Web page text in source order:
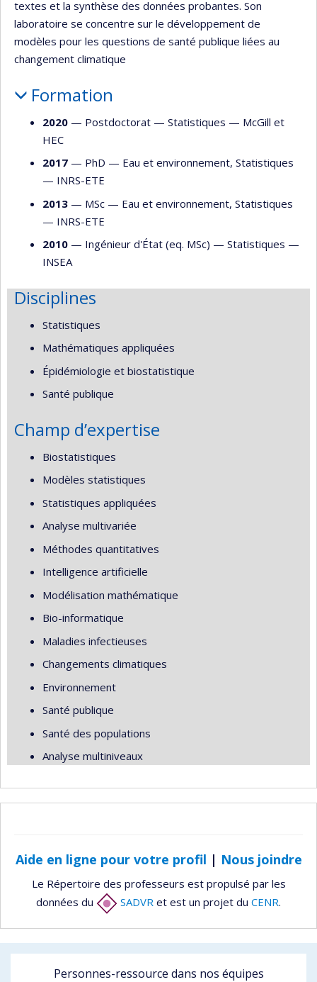
textes et la synthèse des données probantes. Son
laboratoire se concentre sur le développement de
modèles pour les questions de santé publique liées au
changement climatique
Formation
2020 — Postdoctorat — Statistiques — McGill et
HEC
2017 — PhD — Eau et environnement, Statistiques
— INRS-ETE
2013 — MSc — Eau et environnement, Statistiques
— INRS-ETE
2010 — Ingénieur d'État (eq. MSc) — Statistiques —
INSEA
Disciplines
Statistiques
Mathématiques appliquées
Épidémiologie et biostatistique
Santé publique
Champ d’expertise
Biostatistiques
Modèles statistiques
Statistiques appliquées
Analyse multivariée
Méthodes quantitatives
Intelligence artificielle
Modélisation mathématique
Bio-informatique
Maladies infectieuses
Changements climatiques
Environnement
Santé publique
Santé des populations
Analyse multiniveaux
Aide en ligne pour votre profil | Nous joindre
Le Répertoire des professeurs est propulsé par les
données du
SADVR et est un projet du CENR.
Personnes-ressource dans nos équipes